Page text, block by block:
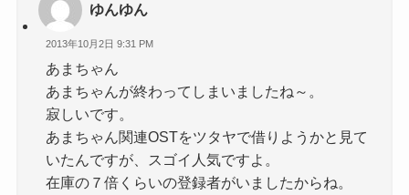
ゆんゆん
2013年10月2日 9:31 PM
あまちゃん
あまちゃんが終わってしまいましたね～。
寂しいです。
あまちゃん関連OSTをツタヤで借りようかと見て
いたんですが、スゴイ人気ですよ。
在庫の７倍くらいの登録者がいましたからね。